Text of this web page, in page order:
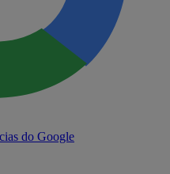
do Google